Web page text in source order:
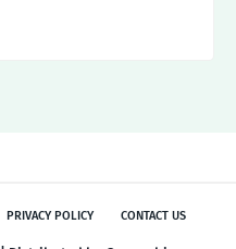
PRIVACY POLICY CONTACT US